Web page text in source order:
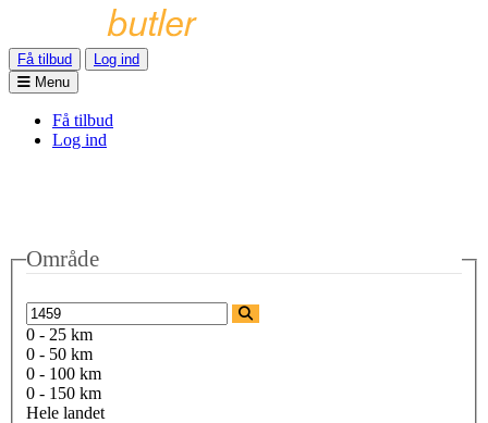
Få tilbud
Log ind
Menu
Få tilbud
Log ind
Område
0 - 25 km
0 - 50 km
0 - 100 km
0 - 150 km
Hele landet